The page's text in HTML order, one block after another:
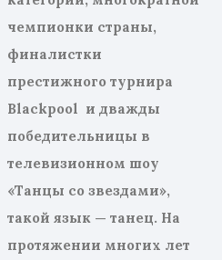
чемпионки страны,
финалистки
престижного турнира
Blackpool и дважды
победительницы в
телевизионном шоу
«Танцы со звездами»,
такой язык — танец. На
протяжении многих лет